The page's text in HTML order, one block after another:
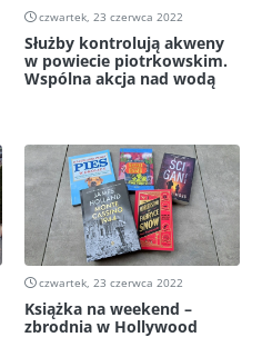
czwartek, 23 czerwca 2022
Służby kontrolują akweny
w powiecie piotrkowskim.
Wspólna akcja nad wodą
czwartek, 23 czerwca 2022
Książka na weekend –
zbrodnia w Hollywood